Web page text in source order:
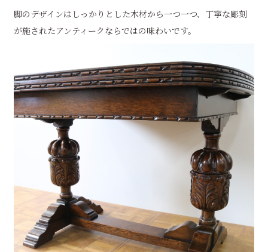
脚のデザインはしっかりとした木材から一つ一つ、丁寧な彫刻
が施されたアンティークならではの味わいです。